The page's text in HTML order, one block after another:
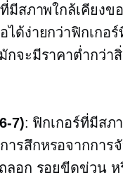
มีสภาพใกล้เคียงข
ได้ง่ายกว่าฟิกเกอ
จะมีราคาต่ำกว่า
7): ฟิกเกอร์ที่มีสภ
รสึกหรอจากการจั
ลอก รอยขีดข่วน